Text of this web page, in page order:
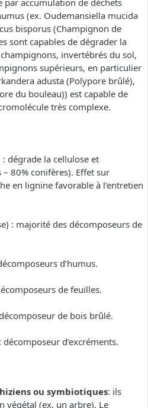
par accumulation de déchets
(ex. Oudemansiella mucida
bisporus (Champignon de
sont capables de dégrader la
invertébrés du sol,
supérieurs, en particulier
adusta (Polypore brûlé),
du bouleau)) est capable de
très complexe.
dégrade la cellulose et
80% conifères). Effet sur
en lignine favorable à l’entretien
: majorité des décomposeurs de
d’humus.
de feuilles.
de bois brûlé.
: décomposeur d’excréments.
ou symbiotiques: ils
végétal (ex. un arbre). Le